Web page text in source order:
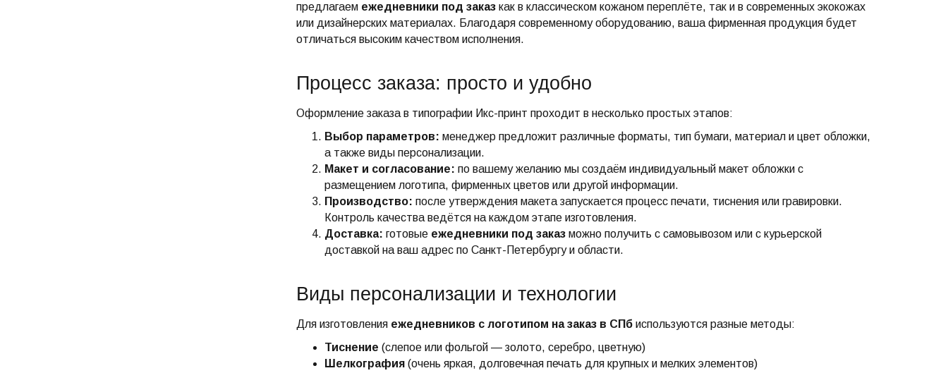
предлагаем ежедневники под заказкак в классическом кожаном переплёте, так и в современных экокожах
или дизайнерских материалах. Благодаря современному оборудованию, ваша фирменная продукция будет
отличаться высоким качеством исполнения.
Процесс заказа: просто и удобно
Оформление заказа в типографии Икс-принт проходит в несколько простых этапов:
Выбор параметров: менеджер предложит различные форматы, тип бумаги, материал и цвет обложки,
а также виды персонализации.
Макет и согласование: по вашему желанию мы создаём индивидуальный макет обложки с
размещением логотипа, фирменных цветов или другой информации.
Производство: после утверждения макета запускается процесс печати, тиснения или гравировки.
Контроль качества ведётся на каждом этапе изготовления.
Доставка: готовые ежедневники под заказможно получить с самовывозом или с курьерской
доставкой на ваш адрес по Санкт-Петербургу и области.
Виды персонализации и технологии
Для изготовления ежедневников с логотипом на заказ в СПбиспользуются разные методы:
Тиснение (слепое или фольгой — золото, серебро, цветную)
Шелкография(очень яркая, долговечная печать для крупных и мелких элементов)